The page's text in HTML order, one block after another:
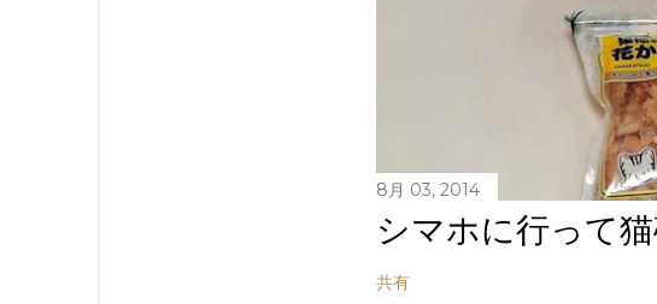
8月 03, 2014
シマホに行って
共有